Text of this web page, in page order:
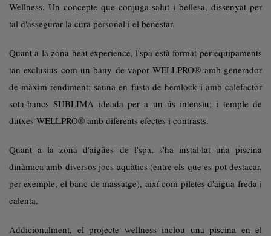
Wellness. Un concepte que conjuga salut i bellesa, dissenyat per
tal d'assegurar la cura personal i el benestar.
Quant a la zona heat experience, l'spa està format per equipaments
tan exclusius com un bany de vapor WELLPRO® amb generador
de màxim rendiment; sauna en fusta de hemlock i amb calefactor
sota-bancs SUBLIMA ideada per a un ús intensiu; i temple de
dutxes WELLPRO® amb diferents efectes i contrasts.
Quant a la zona d'aigües de l'spa, s'ha instal·lat una piscina
dinàmica amb diversos jocs aquàtics (entre els que es pot destacar,
per exemple, el banc de massatge), així com piletes d'aigua freda i
calenta.
Addicionalment, el projecte wellness inclou una piscina en el